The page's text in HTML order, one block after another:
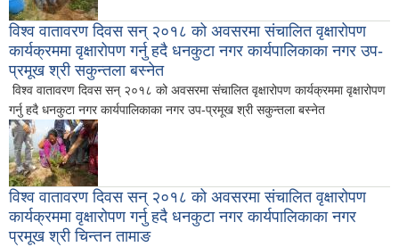
विश्व वातावरण दिवस सन् २०१८ को अवसरमा संचालित वृक्षारोपण
कार्यक्रममा वृक्षारोपण गर्नु हदै धनकुटा नगर कार्यपालिकाका नगर उप-
प्रमूख श्री सकुन्तला बस्नेत
विश्व वातावरण दिवस सन् २०१८ को अवसरमा संचालित वृक्षारोपण कार्यक्रममा वृक्षारोपण
गर्नु हदै धनकुटा नगर कार्यपालिकाका नगर उप-प्रमूख श्री सकुन्तला बस्नेत
विश्व वातावरण दिवस सन् २०१८ को अवसरमा संचालित वृक्षारोपण
कार्यक्रममा वृक्षारोपण गर्नु हदै धनकुटा नगर कार्यपालिकाका नगर
प्रमूख श्री चिन्तन तामाङ